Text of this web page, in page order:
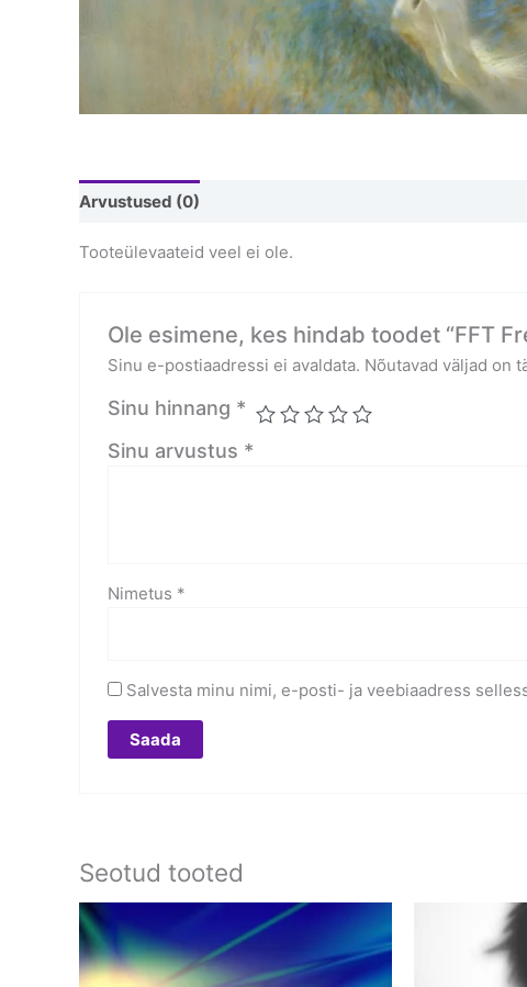
Arvustused (0)
Tooteülevaateid veel ei ole.
Ole esimene, kes hindab toodet “FFT
Sinu e-postiaadressi ei avaldata. Nõutavad väljad on
Sinu hinnang *
Sinu arvustus *
Nimetus *
Salvesta minu nimi, e-posti- ja veebiaadress
Seotud tooted